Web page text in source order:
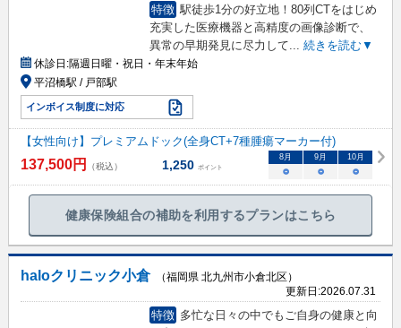
特徴 駅徒歩1分の好立地！80列CTをはじめ
充実した医療機器と高精度の画像診断で、
異常の早期発見に尽力して
続きを読む▼
休診日:隔週日曜・祝日・年末年始
平沼橋駅 / 戸部駅
インボイス制度に対応
【女性向け】プレミアムドック(全身CT+7種腫瘍マーカー付)
137,500円 （税込） 1,250 ポイント
8 月 9 月 10月
○ ○ ○
健康保険組合の補助を利用するプランはこちら
haloクリニック小倉
（福岡県 北九州市小倉北区）
更新日:2026.07.31
特徴 多忙な日々の中でもご自身の健康と向